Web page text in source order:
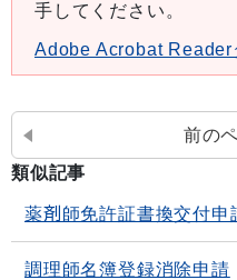
手してください。
Adobe Acrobat Reader
前の
類似記事
薬剤師免許証書換交付申
調理師名簿登録消除申請